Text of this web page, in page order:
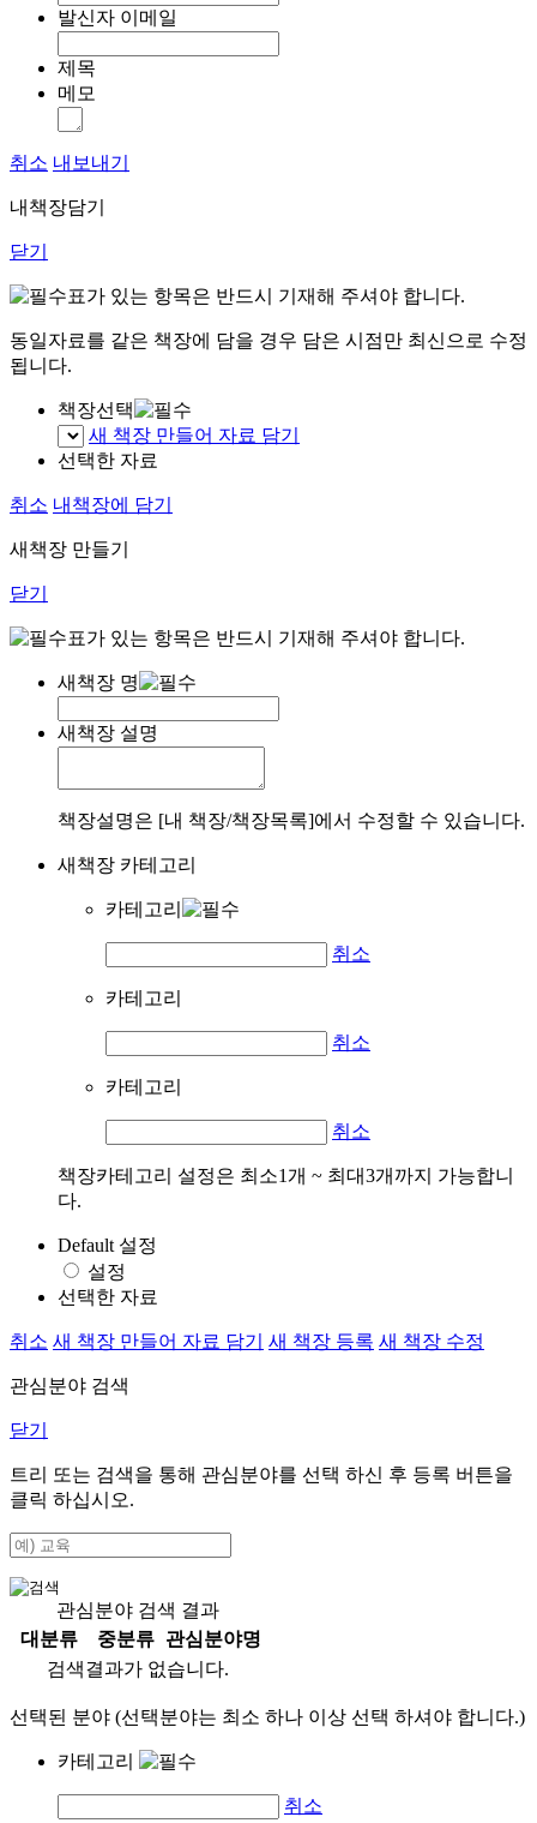
발신자 이메일
제목
메모
취소 내보내기
내책장담기
닫기
표가 있는 항목은 반드시 기재해 주셔야 합니다.
동일자료를 같은 책장에 담을 경우 담은 시점만 최신으로 수정
됩니다.
책장선택
새 책장 만들어 자료 담기
선택한 자료
취소 내책장에 담기
새책장 만들기
닫기
표가 있는 항목은 반드시 기재해 주셔야 합니다.
새책장 명
새책장 설명
책장설명은 [내 책장/책장목록]에서 수정할 수 있습니다.
새책장 카테고리
카테고리
취소
카테고리
취소
카테고리
취소
책장카테고리 설정은 최소1개 ~ 최대3개까지 가능합니
다.
Default 설정
설정
선택한 자료
취소 새 책장 만들어 자료 담기 새 책장 등록 새 책장 수정
관심분야 검색
닫기
트리 또는 검색을 통해 관심분야를 선택 하신 후 등록 버튼을
클릭 하십시오.
관심분야 검색 결과
대분류
중분류
관심분야명
검색결과가 없습니다.
선택된 분야 (선택분야는 최소 하나 이상 선택 하셔야 합니다.)
카테고리
취소